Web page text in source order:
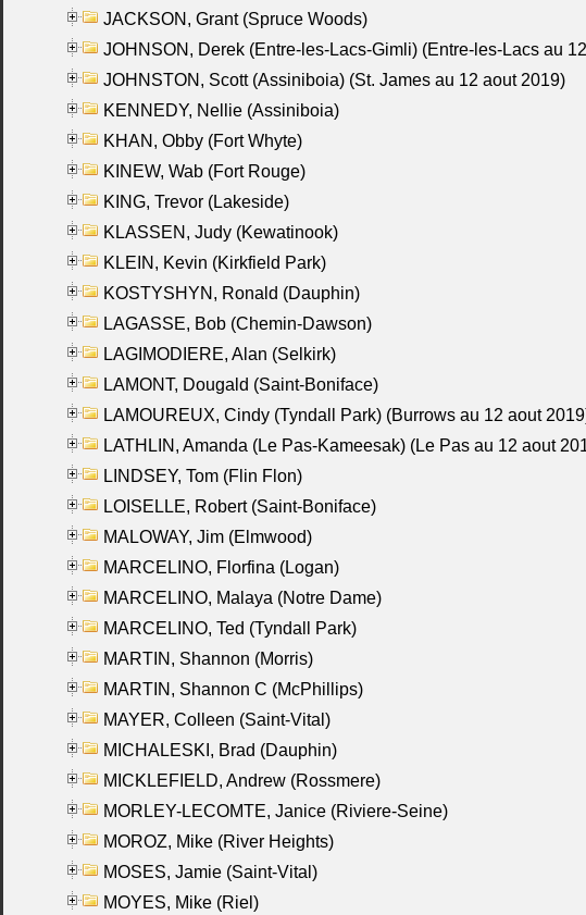
JACKSON, Grant (Spruce Woods)
JOHNSON, Derek (Entre-les-Lacs-Gimli) (Entre-les-Lacs au
JOHNSTON, Scott (Assiniboia) (St. James au 12 aout 2019)
KENNEDY, Nellie (Assiniboia)
KHAN, Obby (Fort Whyte)
KINEW, Wab (Fort Rouge)
KING, Trevor (Lakeside)
KLASSEN, Judy (Kewatinook)
KLEIN, Kevin (Kirkfield Park)
KOSTYSHYN, Ronald (Dauphin)
LAGASSE, Bob (Chemin-Dawson)
LAGIMODIERE, Alan (Selkirk)
LAMONT, Dougald (Saint-Boniface)
LAMOUREUX, Cindy (Tyndall Park) (Burrows au 12 aout
LATHLIN, Amanda (Le Pas-Kameesak) (Le Pas au 12 aout
LINDSEY, Tom (Flin Flon)
LOISELLE, Robert (Saint-Boniface)
MALOWAY, Jim (Elmwood)
MARCELINO, Florfina (Logan)
MARCELINO, Malaya (Notre Dame)
MARCELINO, Ted (Tyndall Park)
MARTIN, Shannon (Morris)
MARTIN, Shannon C (McPhillips)
MAYER, Colleen (Saint-Vital)
MICHALESKI, Brad (Dauphin)
MICKLEFIELD, Andrew (Rossmere)
MORLEY-LECOMTE, Janice (Riviere-Seine)
MOROZ, Mike (River Heights)
MOSES, Jamie (Saint-Vital)
MOYES, Mike (Riel)